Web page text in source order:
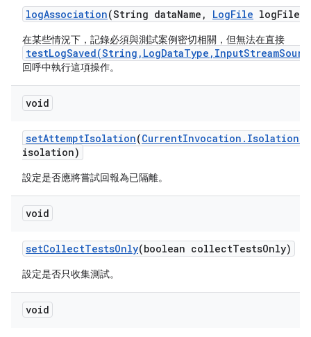
logAssociation(String dataName , LogFile logFile)
在某些情況下，記錄必須與測試案例密切相關，但無法在直接
回呼中執行這項操作。
void
setAttemptIsolation(CurrentInvocation . Isolation
isolation)
設定是否應將嘗試回報為已隔離。
void
setCollectTestsOnly(boolean collectTestsOnly)
設定是否只收集測試。
void